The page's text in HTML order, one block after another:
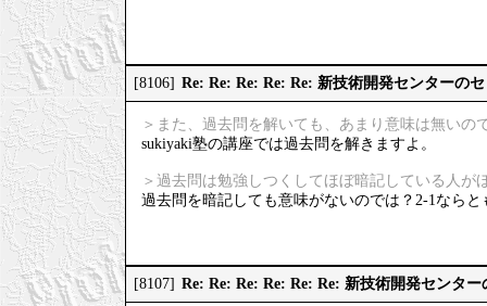
[8106] Re: Re: Re: Re: Re: 新技術開発センターの
＞また、過去問を解いても、あまり意味は無いの
sukiyaki塾の講座では過去問を解きますよ。
＞過去問は勉強しつくしてほぼ暗記している人が
過去問を暗記しても意味がないのでは？2-1ならと
[8107] Re: Re: Re: Re: Re: Re: 新技術開発センタ